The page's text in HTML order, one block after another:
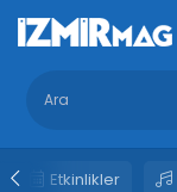
Etkinlikler